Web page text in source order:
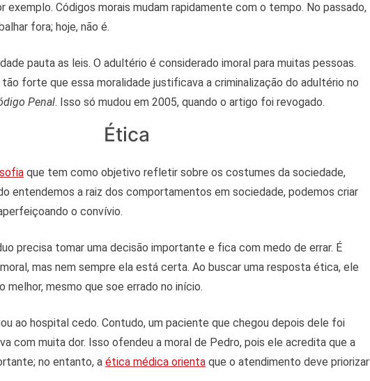
exemplo. Códigos morais mudam rapidamente com o tempo. No passado,
fora; hoje, não é.
pauta as leis. O adultério é considerado imoral para muitas pessoas.
forte que essa moralidade justificava a criminalização do adultério no
Penal. Isso só mudou em 2005, quando o artigo foi revogado.
Ética
que tem como objetivo refletir sobre os costumes da sociedade,
entendemos a raiz dos comportamentos em sociedade, podemos criar
o convívio.
precisa tomar uma decisão importante e fica com medo de errar. É
mas nem sempre ela está certa. Ao buscar uma resposta ética, ele
melhor, mesmo que soe errado no início.
ao hospital cedo. Contudo, um paciente que chegou depois dele foi
com muita dor. Isso ofendeu a moral de Pedro, pois ele acredita que a
no entanto, a ética médica orienta que o atendimento deve priorizar